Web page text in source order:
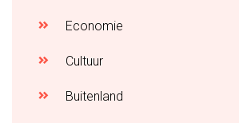
Economie
Cultuur
Buitenland